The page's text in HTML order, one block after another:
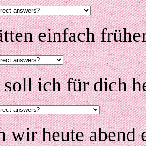
einfach
ich für dich
wir heute abend